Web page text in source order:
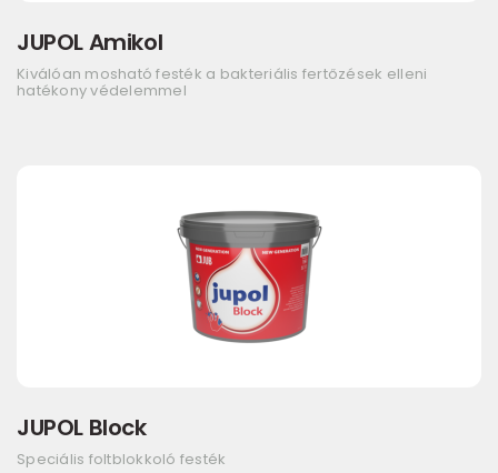
JUPOL Amikol
Kiválóan mosható festék a bakteriális fertőzések elleni
hatékony védelemmel
JUPOL Block
Speciális foltblokkoló festék